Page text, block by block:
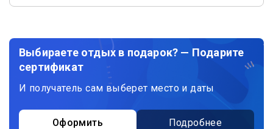
Выбираете отдых в подарок? — Подарите
сертификат
И получатель сам выберет место и даты
Оформить Подробнее